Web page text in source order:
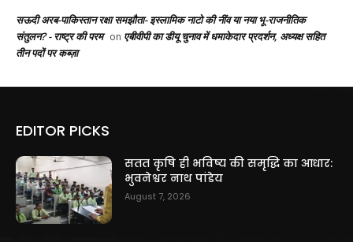
सऊदी अरब-पाकिस्तान रक्षा समझौता- इस्लामिक नाटो की नींव या नया भू-राजनीतिक
संतुलन? - राष्ट्र की परम on एबीवीपी का डीयू चुनाव में धमाकेदार प्रदर्शन, अध्यक्ष सहित
तीन पदों पर कब्ज़ा
EDITOR PICKS
सतत कृषि ही भविष्य की समृद्धि का आधार:
भुवनेश्वर नाथ पांडेय
August 7, 2026